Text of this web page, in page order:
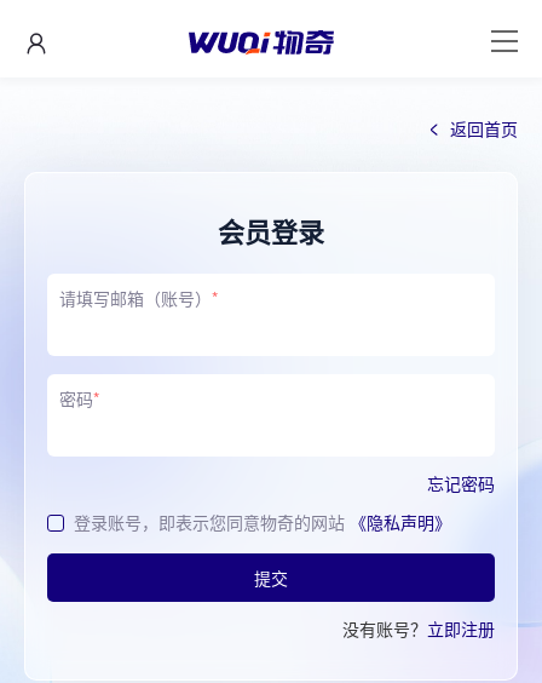
返回首页
会员登录
请填写邮箱（账号） *
密码*
忘记密码
登录账号，即表示您同意物奇的网站 《隐私声明》
提交
没有账号？ 立即注册